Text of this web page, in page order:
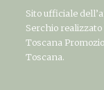
Sito ufficiale
Serchio
Toscana
Toscana.